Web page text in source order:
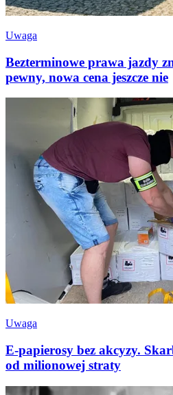
Uwaga
Bezterminowe prawa jazdy
pewny, nowa cena jeszcze nie
Uwaga
E-papierosy bez akcyzy.
od milionowej straty